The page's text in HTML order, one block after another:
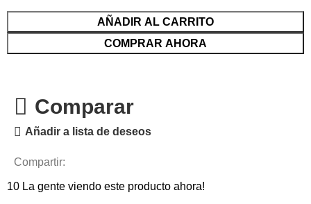
AÑADIR AL CARRITO
COMPRAR AHORA
Comparar
Añadir a lista de deseos
Compartir:
10 La gente viendo este producto ahora!